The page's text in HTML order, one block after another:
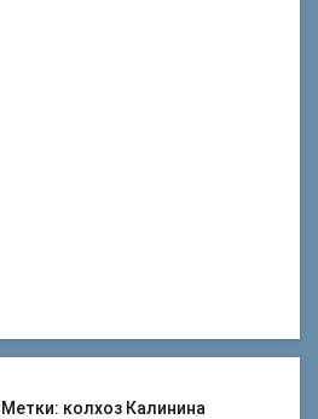
Метки: колхоз Калинина